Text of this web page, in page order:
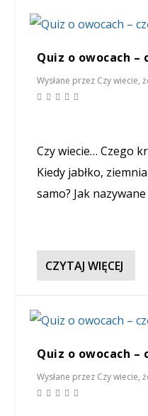
Quiz o owocach –
Wysłane przez Czy wiecie,
Czy wiecie… Czego
Kiedy jabłko,
samo? Jak
CZYTAJ WIĘCEJ
Quiz o owocach –
Wysłane przez Czy wiecie,